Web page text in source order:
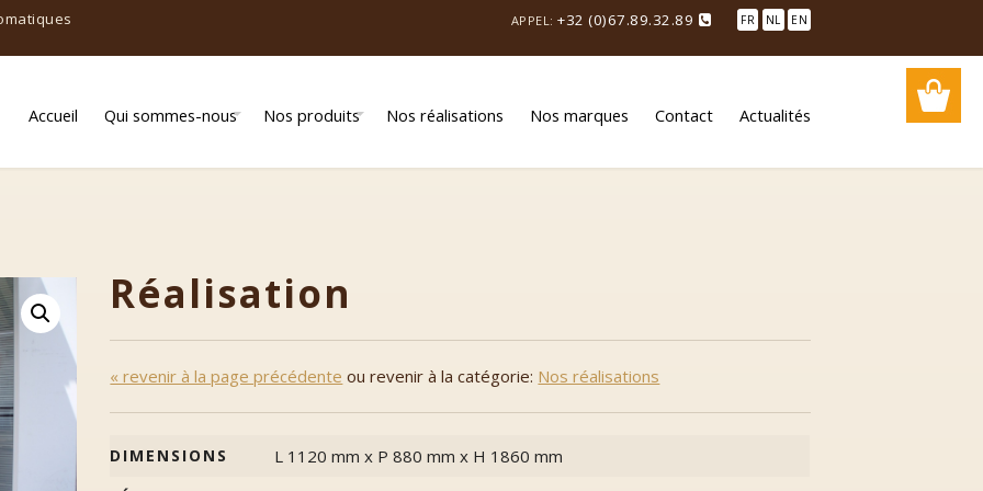
APPEL: +32 (0)67.89.32.89 FR NL EN
Accueil Qui sommes-nous Nos produits
Chocolatiers
Librairie / Bibliothèque
Nos réalisations Nos marques Contact Actualités
Réalisation
« revenir à la page précédente ou revenir à la catégorie: Nos réalisations
DIMENSIONS L 1120 mm x P 880 mm x H 1860 mm